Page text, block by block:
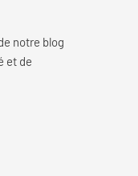
notre blog
et de